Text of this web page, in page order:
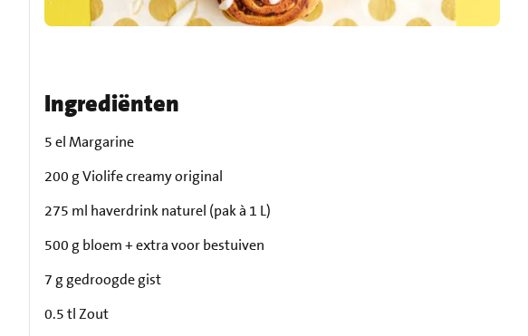
Ingrediënten
5 el Margarine
200 g Violife creamy original
275 ml haverdrink naturel (pak à 1 L)
500 g bloem + extra voor bestuiven
7 g gedroogde gist
0.5 tl Zout